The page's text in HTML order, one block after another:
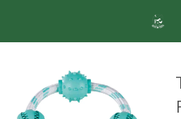
hoofdinhoud